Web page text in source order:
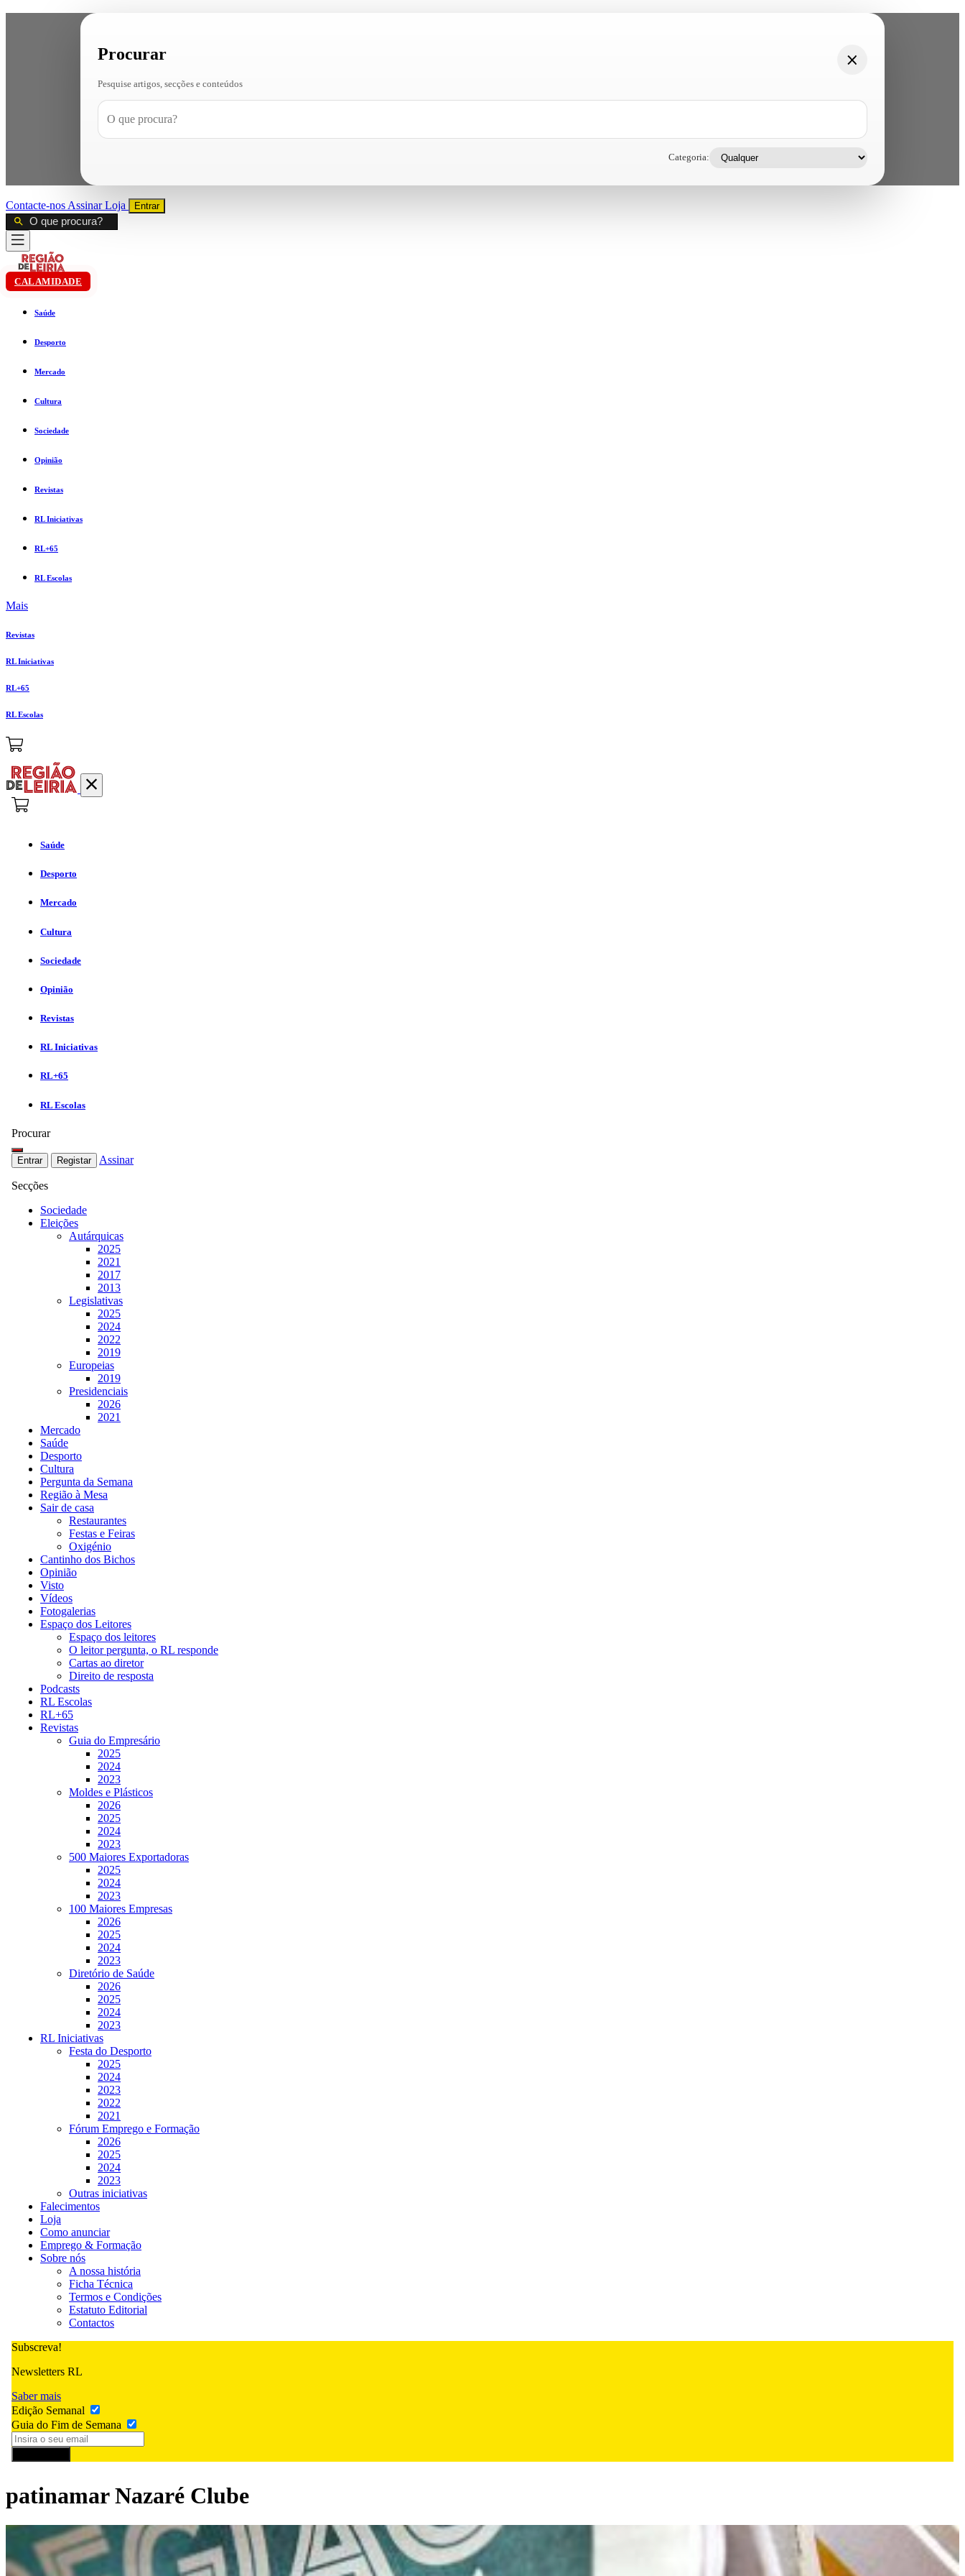
Procurar
Pesquise artigos, secções e conteúdos
Categoria:
Contacte-nos AssinarLoja Entrar
CALAMIDADE
Saúde
Desporto
Mercado
Cultura
Sociedade
Opinião
Revistas
RL Iniciativas
RL+65
RL Escolas
Mais
Revistas
RL Iniciativas
RL+65
RL Escolas
Saúde
Desporto
Mercado
Cultura
Sociedade
Opinião
Revistas
RL Iniciativas
RL+65
RL Escolas
Procurar
Entrar Registar Assinar
Secções
Sociedade
Eleições
Autárquicas
2025
2021
2017
2013
Legislativas
2025
2024
2022
2019
Europeias
2019
Presidenciais
2026
2021
Mercado
Saúde
Desporto
Cultura
Pergunta da Semana
Região à Mesa
Sair de casa
Restaurantes
Festas e Feiras
Oxigénio
Cantinho dos Bichos
Opinião
Visto
Vídeos
Fotogalerias
Espaço dos Leitores
Espaço dos leitores
O leitor pergunta, o RL responde
Cartas ao diretor
Direito de resposta
Podcasts
RL Escolas
RL+65
Revistas
Guia do Empresário
2025
2024
2023
Moldes e Plásticos
2026
2025
2024
2023
500 Maiores Exportadoras
2025
2024
2023
100 Maiores Empresas
2026
2025
2024
2023
Diretório de Saúde
2026
2025
2024
2023
RL Iniciativas
Festa do Desporto
2025
2024
2023
2022
2021
Fórum Emprego e Formação
2026
2025
2024
2023
Outras iniciativas
Falecimentos
Loja
Como anunciar
Emprego & Formação
Sobre nós
A nossa história
Ficha Técnica
Termos e Condições
Estatuto Editorial
Contactos
Subscreva!
Newsletters RL
Saber mais
Edição Semanal
Guia do Fim de Semana
patinamar Nazaré Clube